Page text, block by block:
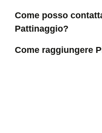
Come posso
Pattinaggio?
Come raggiungere